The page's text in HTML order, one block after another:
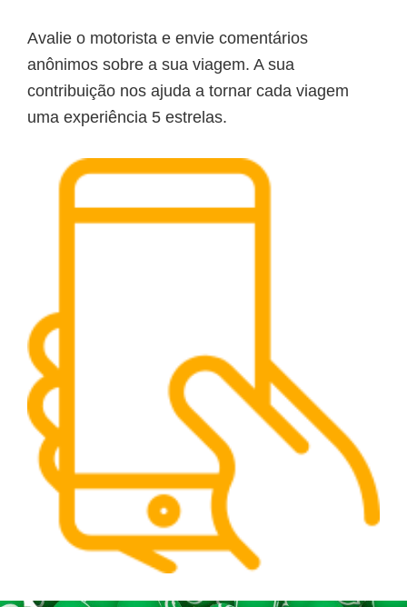
Avalie o motorista e envie comentários
anônimos sobre a sua viagem. A sua
contribuição nos ajuda a tornar cada viagem
uma experiência 5 estrelas.